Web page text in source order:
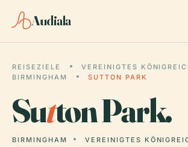
Audiala
REISEZIELE
VEREINIGTES
BIRMINGHAM
SUTTON PARK
Sutton Park.
BIRMINGHAM VEREINIGTES